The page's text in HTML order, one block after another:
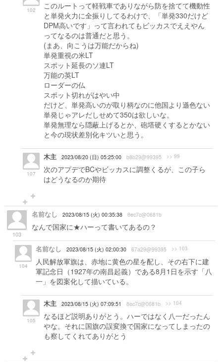
102
このルートって軽戦車でありながら防を捨てて機動性
と単発火力に全振りしてるわけで、「単発330だけど
DPM高いです」って言われてもビッカスでええやん
ってなるのは普通だと思う。
(まあ、向こうは万能だからね)
単発重視の米LT
スポット延長のソ連LT
万能の英LT
ローダーの仏
スポット切れがはやい中
だけど、単発高いのが取り柄なのに他国より遜色ない
単発じゃアレだしせめて350は欲しいな。
単発無理なら隠蔽上げるとか、砲塔硬くするとかない
と今の現状差別化キツいと思う。
107
木主 2023/08/20 (日) 05:25:00 b8b29@99395 >> 99
次のアプデでBCやビッカスに調整くるが、この子ら
はどうなるのか期待
103
名前なし 2023/08/15 (火) 00:35:38 8ec7c@0681b
なんで国家に★ハーって書いてあるの？
104
名前なし 2023/08/15 (火) 02:00:30 67a29@99395 >> 103
人民解放軍旗は、赤地に黄色の星を配し、その右下に建
軍記念日（1927年の南昌起義）である8月1日を示す「八
一」を図案化して描いている。
105
木主 2023/08/15 (火) 07:09:51 8ec7c@0681b >> 104
なるほど説明ありがとう。ハーではなく八一だったん
やな。それに国旗の誤変換で国家になってしまったの
も察してくれてありがとう